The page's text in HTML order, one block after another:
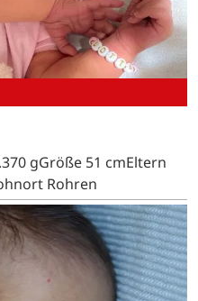
gGröße 51 cmEltern
Rohren